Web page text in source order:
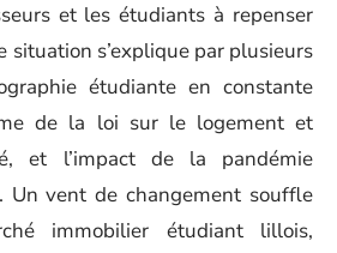
et les étudiants à repenser
situation s’explique par plusieurs
étudiante en constante
de la loi sur le logement et
et l’impact de la pandémie
Un vent de changement souffle
immobilier étudiant lillois,